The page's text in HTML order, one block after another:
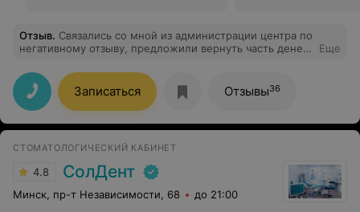
Отзыв. Связались со мной из администрации центра по
негативному отзыву, предложили вернуть часть денег
Еще
Записаться Отзывы36
СТОМАТОЛОГИЧЕСКИЙ КАБИНЕТ
4.8 СолДент
Минск, пр-т Независимости, 68 до 21:00